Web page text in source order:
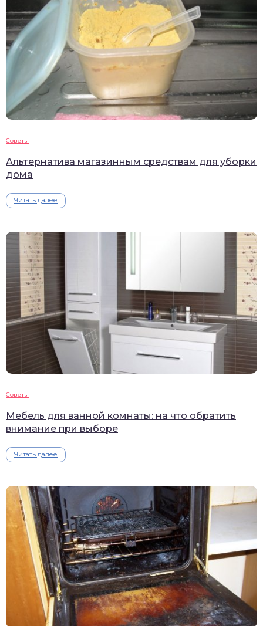
Советы
Альтернатива магазинным средствам для уборки
дома
Читать далее
Советы
Мебель для ванной комнаты: на что обратить
внимание при выборе
Читать далее